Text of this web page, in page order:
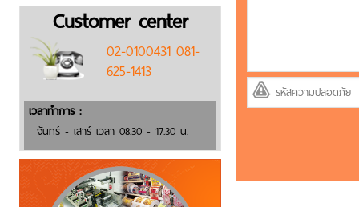
Customer center
02-0100431 081-
625-1413
เวลาทำการ :
จันทร์ - เสาร์ เวลา 08.30 - 17.30 น.